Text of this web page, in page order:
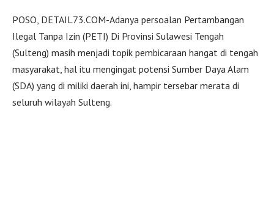
POSO, DETAIL73.COM-Adanya persoalan Pertambangan
Ilegal Tanpa Izin (PETI) Di Provinsi Sulawesi Tengah
(Sulteng) masih menjadi topik pembicaraan hangat di tengah
masyarakat, hal itu mengingat potensi Sumber Daya Alam
(SDA) yang di miliki daerah ini, hampir tersebar merata di
seluruh wilayah Sulteng.